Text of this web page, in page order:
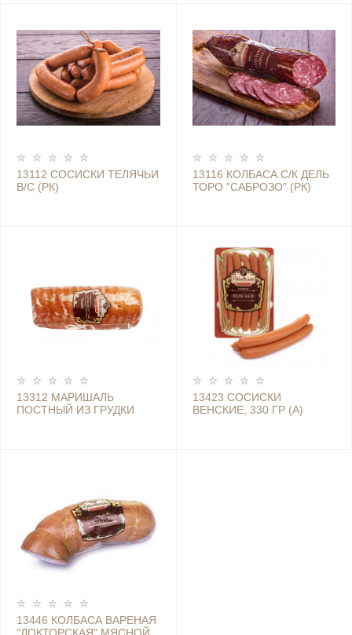
13112 СОСИСКИ ТЕЛЯЧЬИ
В/С (РК)
13116 КОЛБАСА С/К ДЕЛЬ
ТОРО "САБРОЗО" (РК)
13312 МАРИШАЛЬ
ПОСТНЫЙ ИЗ ГРУДКИ
13423 СОСИСКИ
ВЕНСКИЕ, 330 ГР (А)
13446 КОЛБАСА ВАРЕНАЯ